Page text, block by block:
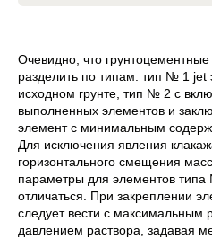
Очевидно, что
разделить по типам: тип № 1
исходном грунте, тип № 2 с
выполненных элементов и
элемент с минимальным
Для исключения явления
горизонтального смещения
параметры для элементов
отличаться. При закреплении
следует вести с максимальным
давлением раствора, задавая